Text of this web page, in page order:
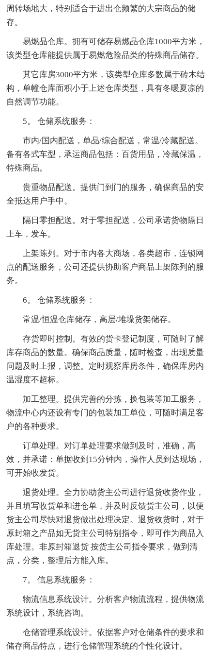
周转场地大，特别适合于进出仓频繁的大宗商品的储
存。
易燃品仓库。拥有可储存易燃品仓库1000平方米，
该类型仓库能提供属于易燃危险品类的特殊商品储存。
其它库房3000平方米，该类型仓库多数属于砖木结
构，单幢仓库面积小于上述仓库类型，具有冬暖夏凉的
自然调节功能。
5。 仓储系统服务：
市内/国内配送，单品/综合配送，常温/冷藏配送。
备有各式车型，承运商品包括：百货用品，冷藏保温，
特殊商品。
贵重物品配送。提供门到门的服务，确保商品的安
全抵达用户手中。
隔日零担配送。对于零担配送，公司承诺货物隔日
上车，发车。
上架陈列。对于市内各大商场，各类超市，连锁网
点的配送服务，公司还提供协助客户商品上架陈列的服
务。
6。 仓储系统服务：
常温/恒温仓库储存，高层/堆垛货架储存。
存货即时控制。有效的货卡登记制度，可随时了解
库存商品的数量。确保商品质量，随时检查，出现质量
问题及时上报，调整。定时观察库房条件，确保库房内
温湿度不超标。
加工整理。提供完善的分拣，换包装等加工服务，
物流中心内还设有专门的包装加工单位，可随时满足客
户的各种要求。
订单处理。对订单处理要求做到及时，准确，高
效，并承诺：单据收到15分钟内，操作人员到达现场，
可开始收发货。
退货处理。全力协助货主公司进行退货收货作业，
并且填写收货单和进仓单，并及时反馈货主公司，以便
货主公司尽快对退货做出处理决定。退货收货时，对于
原封箱之产品如无货主公司特别指令，即可作为商品入
库处理。非原封箱退货 按货主公司指令要求，做到清
点，分类，整理后方能入库。
7。 信息系统服务：
物流信息系统设计。分析客户物流流程，提供物流
系统设计，系统咨询。
仓储管理系统设计。依据客户对仓储条件的要求和
储存商品特点，进行仓储管理系统的个性化设计。